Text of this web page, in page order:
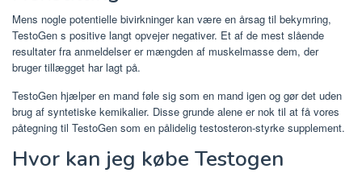
Mens nogle potentielle bivirkninger kan være en årsag til bekymring,
TestoGen s positive langt opvejer negativer. Et af de mest slående
resultater fra anmeldelser er mængden af ​​muskelmasse dem, der
bruger tillægget har lagt på.
TestoGen hjælper en mand føle sig som en mand igen og gør det uden
brug af syntetiske kemikalier. Disse grunde alene er nok til at få vores
påtegning til TestoGen som en pålidelig testosteron-styrke supplement.
Hvor kan jeg købe Testogen